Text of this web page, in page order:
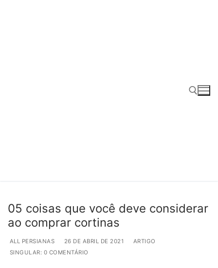
05 coisas que você deve considerar
ao comprar cortinas
ALL PERSIANAS 26 DE ABRIL DE 2021
ARTIGO
SINGULAR: 0 COMENTÁRIO